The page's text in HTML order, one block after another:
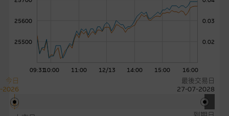
09:3110:00 11:00 12/13 14:00 15:00 16:00
0.02
0.03
25500
25600
今日
2026
最後交易日
27-07-2028